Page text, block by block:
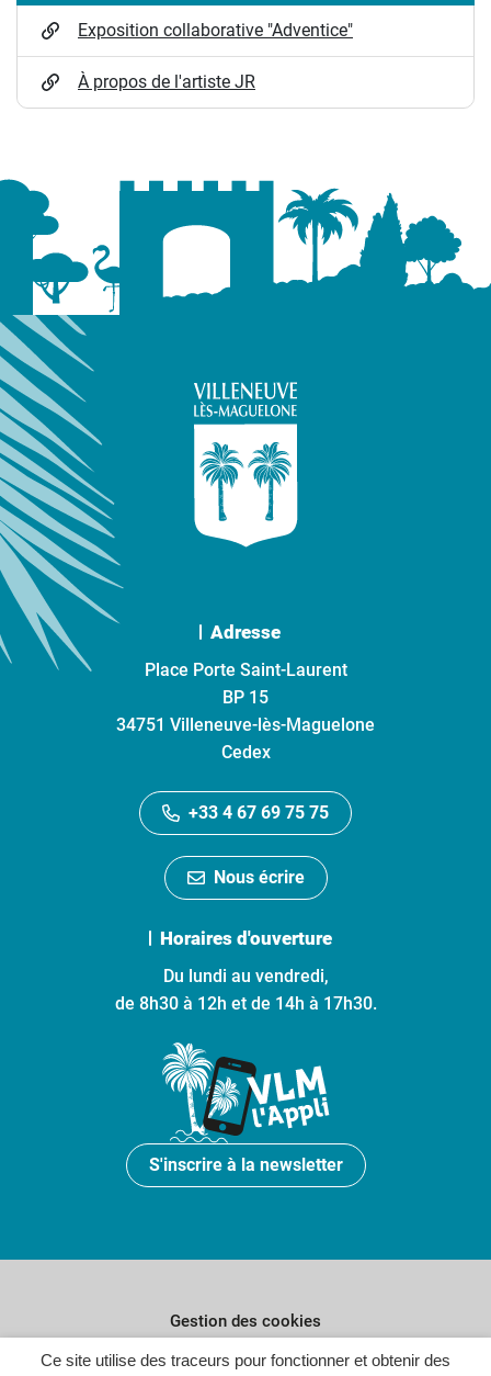
Ce site utilise des traceurs pour fonctionner et obtenir des
Exposition collaborative "Adventice"
À propos de l'artiste JR
Adresse
Place Porte Saint-Laurent
BP 15
34751 Villeneuve-lès-Maguelone
Cedex
+33 4 67 69 75 75
Nous écrire
Horaires d'ouverture
Du lundi au vendredi,
de 8h30 à 12h et de 14h à 17h30.
S'inscrire à la newsletter
Gestion des cookies
Plan du site